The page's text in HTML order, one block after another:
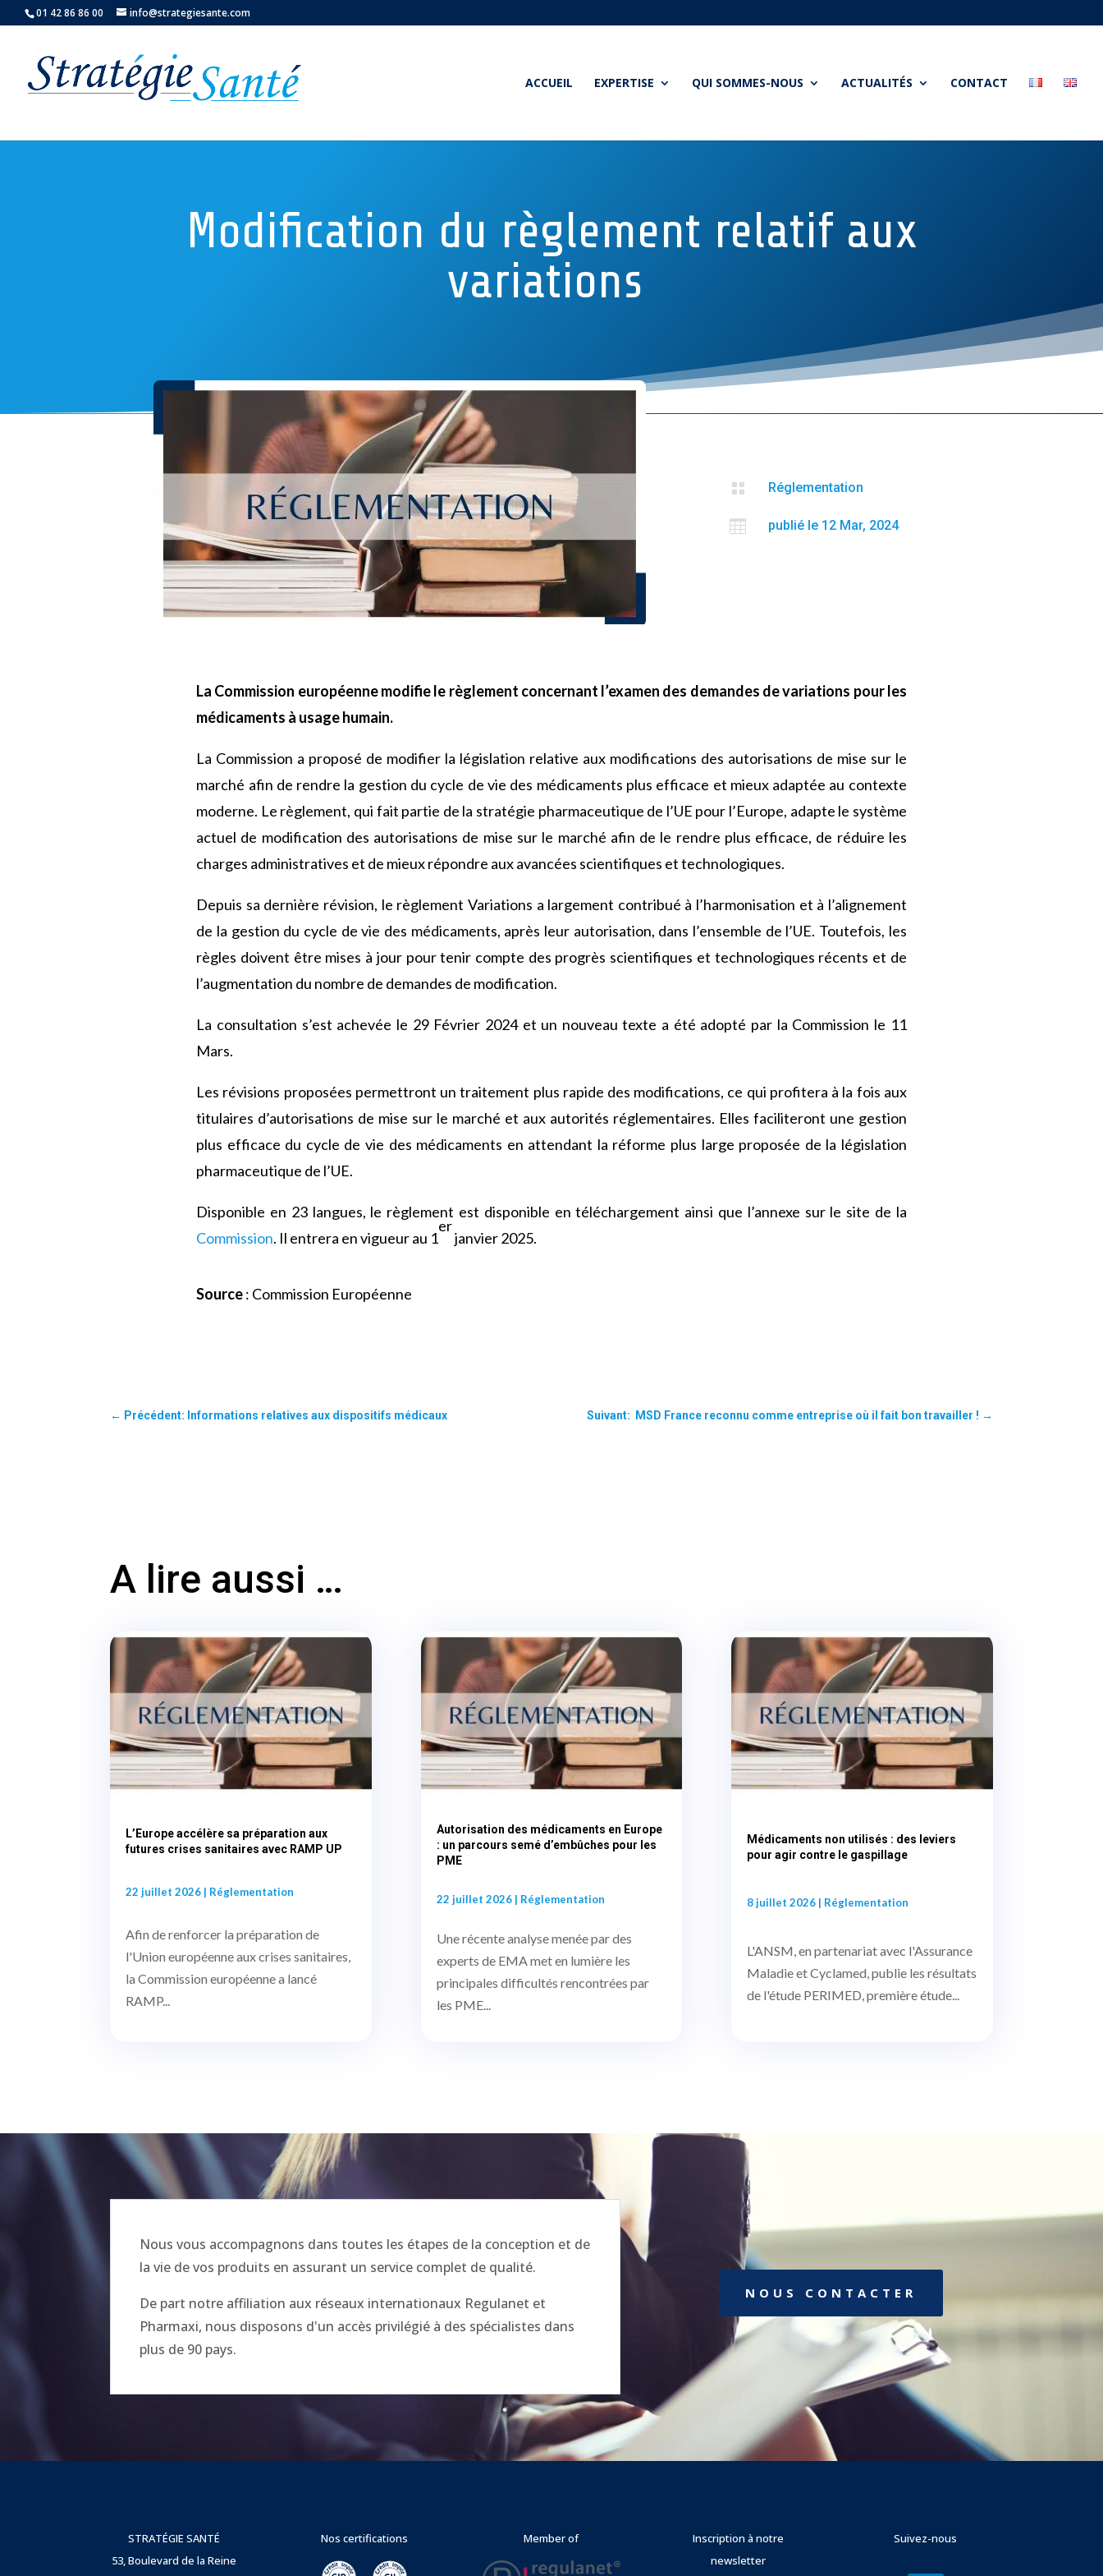
01 42 86 86 00 info@strategiesante.com
ACCUEIL EXPERTISE QUI SOMMES-NOUS ACTUALITÉS CONTACT
Modification du règlement relatif aux
variations
 Réglementation
 publié le 12 Mar, 2024
La Commission européenne modifie le règlement concernant l’examen des demandes de variations pour les
médicaments à usage humain.
La Commission a proposé de modifier la législation relative aux modifications des autorisations de mise sur le
marché afin de rendre la gestion du cycle de vie des médicaments plus efficace et mieux adaptée au contexte
moderne. Le règlement, qui fait partie de la stratégie pharmaceutique de l’UE pour l’Europe, adapte le système
actuel de modification des autorisations de mise sur le marché afin de le rendre plus efficace, de réduire les
charges administratives et de mieux répondre aux avancées scientifiques et technologiques.
Depuis sa dernière révision, le règlement Variations a largement contribué à l’harmonisation et à l’alignement
de la gestion du cycle de vie des médicaments, après leur autorisation, dans l’ensemble de l’UE. Toutefois, les
règles doivent être mises à jour pour tenir compte des progrès scientifiques et technologiques récents et de
l’augmentation du nombre de demandes de modification.
La consultation s’est achevée le 29 Février 2024 et un nouveau texte a été adopté par la Commission le 11
Mars.
Les révisions proposées permettront un traitement plus rapide des modifications, ce qui profitera à la fois aux
titulaires d’autorisations de mise sur le marché et aux autorités réglementaires. Elles faciliteront une gestion
plus efficace du cycle de vie des médicaments en attendant la réforme plus large proposée de la législation
pharmaceutique de l’UE.
Disponible en 23 langues, le règlement est disponible en téléchargement ainsi que l’annexe sur le site de la
Commission. Il entrera en vigueur au 1
er
janvier 2025.
Source: Commission Européenne
← Précédent: Informations relatives aux dispositifs médicaux Suivant: MSD France reconnu comme entreprise où il fait bon travailler ! →
A lire aussi …
L’Europe accélère sa préparation aux
futures crises sanitaires avec RAMP UP
22 juillet 2026 | Réglementation
Afin de renforcer la préparation de
l'Union européenne aux crises sanitaires,
la Commission européenne a lancé
RAMP...
Autorisation des médicaments en Europe
: un parcours semé d’embûches pour les
PME
22 juillet 2026| Réglementation
Une récente analyse menée par des
experts de EMA met en lumière les
principales difficultés rencontrées par
les PME...
Médicaments non utilisés : des leviers
pour agir contre le gaspillage
8 juillet 2026| Réglementation
L'ANSM, en partenariat avec l'Assurance
Maladie et Cyclamed, publie les résultats
de l'étude PERIMED, première étude...
Nous vous accompagnons dans toutes les étapes de la conception et de
la vie de vos produits en assurant un service complet de qualité.
De part notre affiliation aux réseaux internationaux Regulanet et
Pharmaxi, nous disposons d'un accès privilégié à des spécialistes dans
plus de 90 pays.
NOUS CONTACTER
STRATÉGIE SANTÉ
53, Boulevard de la Reine
Nos certifications Member of
Inscription à notre
newsletter
Suivez-nous